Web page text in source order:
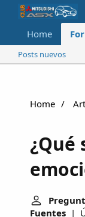
Home
Posts nuevos
Home
¿Qué
Fuentes |